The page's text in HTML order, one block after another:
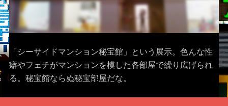
「シーサイドマンション秘宝館」という展示。色んな性
癖やフェチがマンションを模した各部屋で繰り広げられ
る。秘宝館ならぬ秘宝部屋だな。